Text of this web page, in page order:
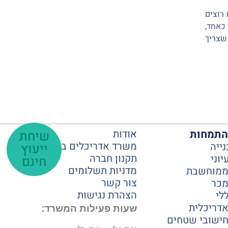
שיחת
ייעוץ
חינם
כאחד,
ממוחשבת
שטחים
אודות
משרד אדריכלים במרכז
תקנון חברה
מדניות תשלומים
צור קשר
הצהרת נגישות
שעות פעילות המשרד: